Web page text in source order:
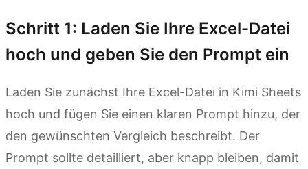
Schritt 1: Laden Sie Ihre Excel-Datei
hoch und geben Sie den Prompt ein
Laden Sie zunächst Ihre Excel-Datei in Kimi Sheets
hoch und fügen Sie einen klaren Prompt hinzu, der
den gewünschten Vergleich beschreibt. Der
Prompt sollte detailliert, aber knapp bleiben, damit